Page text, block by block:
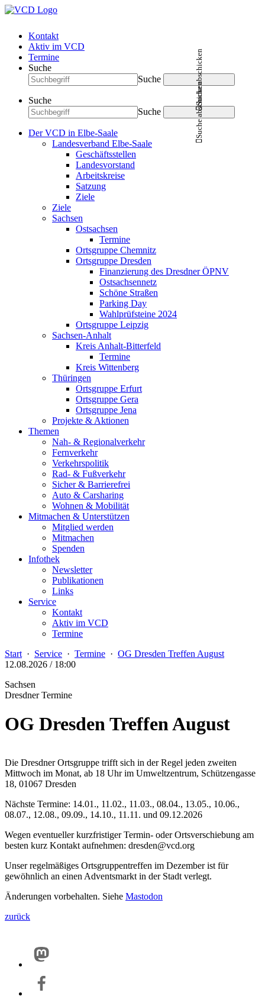
Kontakt
Aktiv im VCD
Termine
Suche
Suche
Suche abschicken
Suche
Suche
Suche abschicken
Der VCD in Elbe-Saale
Landesverband Elbe-Saale
Geschäftsstellen
Landesvorstand
Arbeitskreise
Satzung
Ziele
Ziele
Sachsen
Ostsachsen
Termine
Ortsgruppe Chemnitz
Ortsgruppe Dresden
Finanzierung des Dresdner ÖPNV
Ostsachsennetz
Schöne Straßen
Parking Day
Wahlprüfsteine 2024
Ortsgruppe Leipzig
Sachsen-Anhalt
Kreis Anhalt-Bitterfeld
Termine
Kreis Wittenberg
Thüringen
Ortsgruppe Erfurt
Ortsgruppe Gera
Ortsgruppe Jena
Projekte & Aktionen
Themen
Nah- & Regionalverkehr
Fernverkehr
Verkehrspolitik
Rad- & Fußverkehr
Sicher & Barrierefrei
Auto & Carsharing
Wohnen & Mobilität
Mitmachen & Unterstützen
Mitglied werden
Mitmachen
Spenden
Infothek
Newsletter
Publikationen
Links
Service
Kontakt
Aktiv im VCD
Termine
Start · Service · Termine · OG Dresden Treffen August
12.08.2026 / 18:00
Sachsen
Dresdner Termine
OG Dresden Treffen August
Die Dresdner Ortsgruppe trifft sich in der Regel jeden zweiten
Mittwoch im Monat, ab 18 Uhr im Umweltzentrum, Schützengasse
18, 01067 Dresden
Nächste Termine: 14.01., 11.02., 11.03., 08.04., 13.05., 10.06.,
08.07., 12.08., 09.09., 14.10., 11.11. und 09.12.2026
Wegen eventueller kurzfristiger Termin- oder Ortsverschiebung am
besten kurz Kontakt aufnehmen: dresden@vcd.org
Unser regelmäßiges Ortsgruppentreffen im Dezember ist für
gewöhnlich an einen Adventsmarkt in der Stadt verlegt.
Änderungen vorbehalten. Siehe Mastodon
zurück